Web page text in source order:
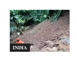
INDIA